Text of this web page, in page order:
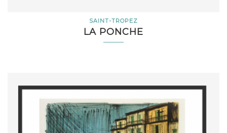
SAINT-TROPEZ
LA PONCHE